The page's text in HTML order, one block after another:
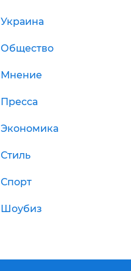
Украина
Общество
Мнение
Пресса
Экономика
Стиль
Спорт
Шоубиз